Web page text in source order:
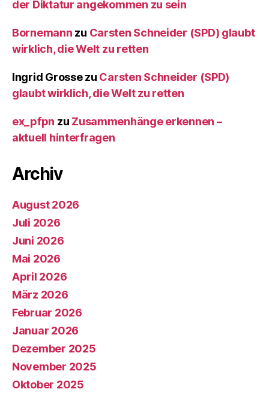
der Diktatur angekommen zu sein
Bornemann zu Carsten Schneider (SPD) glaubt
wirklich, die Welt zu retten
Ingrid Grossezu Carsten Schneider (SPD)
glaubt wirklich, die Welt zu retten
ex_pfpn zu Zusammenhänge erkennen –
aktuell hinterfragen
Archiv
August 2026
Juli 2026
Juni 2026
Mai 2026
April 2026
März 2026
Februar 2026
Januar 2026
Dezember 2025
November 2025
Oktober 2025